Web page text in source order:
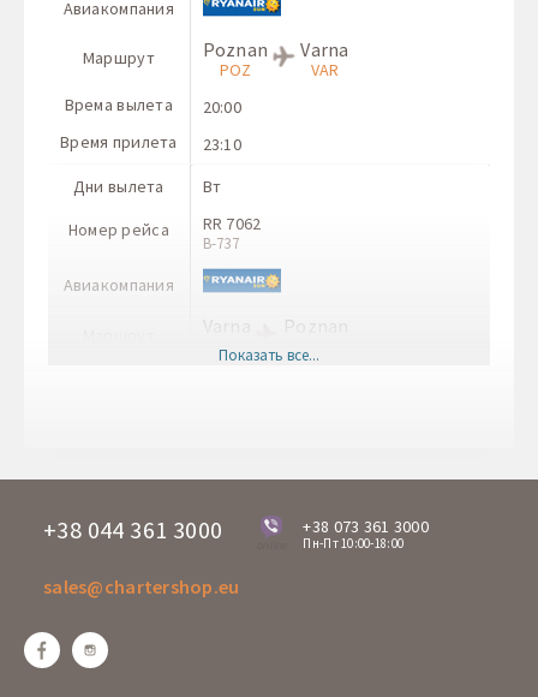
Авиакомпания
Маршрут
Врема вылета
Время прилета
Poznan
POZ
Varna
VAR
20:00
23:10
Дни вылета
Номер рейса
Авиакомпания
Вт
RR 7062
B-737
Varna
VAR
Poznan
Врема вылета
B-737
Poznan
Показать все...
+38 044 361 3000
online
+38 073 361 3000
Пн-Пт 10:00-18:00
sales@chartershop.eu